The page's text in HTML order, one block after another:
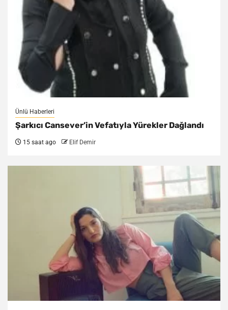
Ünlü Haberleri
Şarkıcı Cansever’in Vefatıyla Yürekler Dağlandı
15 saat ago Elif Demir